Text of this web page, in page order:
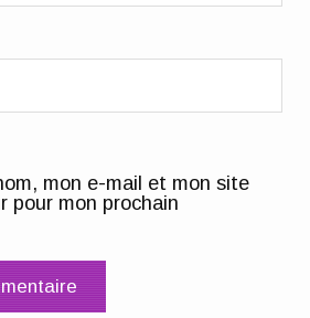
mon e-mail et mon site
pour mon prochain